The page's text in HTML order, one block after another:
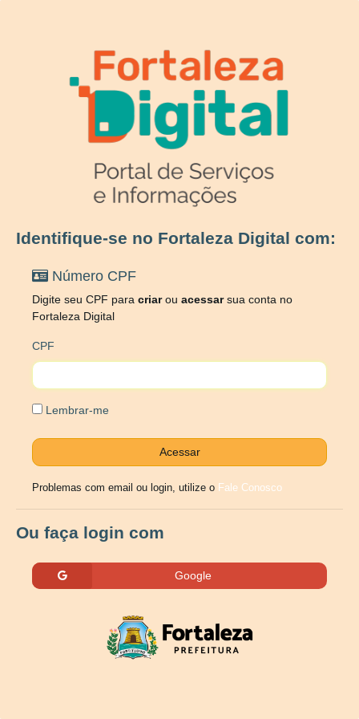
Identifique-se no Fortaleza Digital com:
Número CPF
Digite seu CPF para criarou acessarsua conta no
Fortaleza Digital
CPF
Lembrar-me
Problemas com email ou login, utilize o Fale Conosco
Ou faça login com
Google